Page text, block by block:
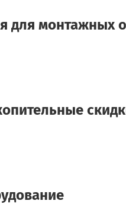
для монтажных